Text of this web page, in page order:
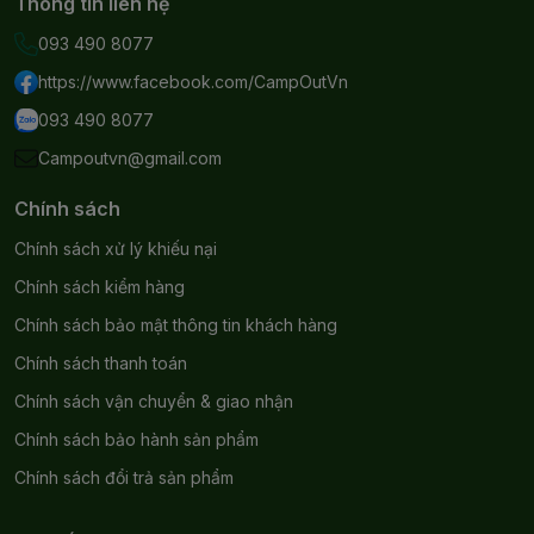
chắc bánh mỳ không xô dịch từ lát Sandwich tới
thành phần Topping bên trong
Lực kẹp chắc chắn, cũng giúp cho nhiệt – khả năng
quả chế biến đồ ăn ngoài trời nhanh chóng nhất
Đi kèm khả năng tách rời, sở hữu hai chiếc chảo
nhỏ – nâu ăn khi ở ngoài tự nhiên
093 490 8077
https://www.facebook.com/CampOutVn
093 490 8077
Campoutvn@gmail.com
Chính sách
Chính sách xử lý khiếu nại
Chính sách kiểm hàng
Chính sách bảo mật thông tin khách hàng
Chính sách thanh toán
Chính sách vận chuyển & giao nhận
Chính sách bảo hành sản phẩm
Chính sách đổi trả sản phẩm